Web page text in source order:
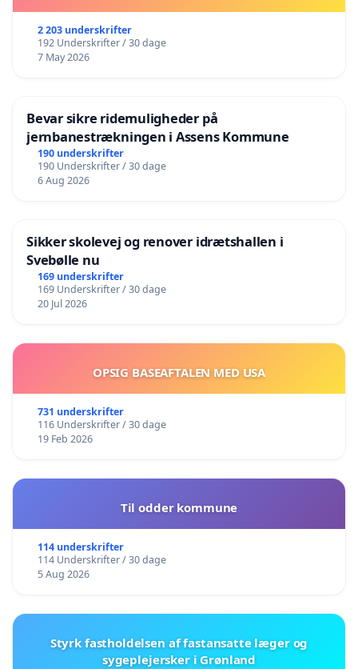
2 203 underskrifter
192 Underskrifter / 30 dage
7 May 2026
Bevar sikre ridemuligheder på
jernbanestrækningen i Assens Kommune
190 underskrifter
190 Underskrifter / 30 dage
6 Aug 2026
Sikker skolevej og renover idrætshallen i
Svebølle nu
169 underskrifter
169 Underskrifter / 30 dage
20 Jul 2026
OPSIG BASEAFTALEN MED USA
731 underskrifter
116 Underskrifter / 30 dage
19 Feb 2026
Til odder kommune
114 underskrifter
114 Underskrifter / 30 dage
5 Aug 2026
Styrk fastholdelsen af fastansatte læger og
sygeplejersker i Grønland